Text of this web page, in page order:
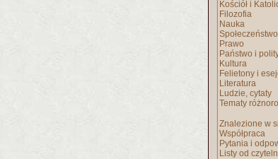
Kościół i
Filozofia
Nauka
Społeczeństwo
Prawo
Państwo i
Kultura
Felietony i
Literatura
Ludzie, cytaty
Tematy
Znalezione w
Współpraca
Pytania i
Listy od